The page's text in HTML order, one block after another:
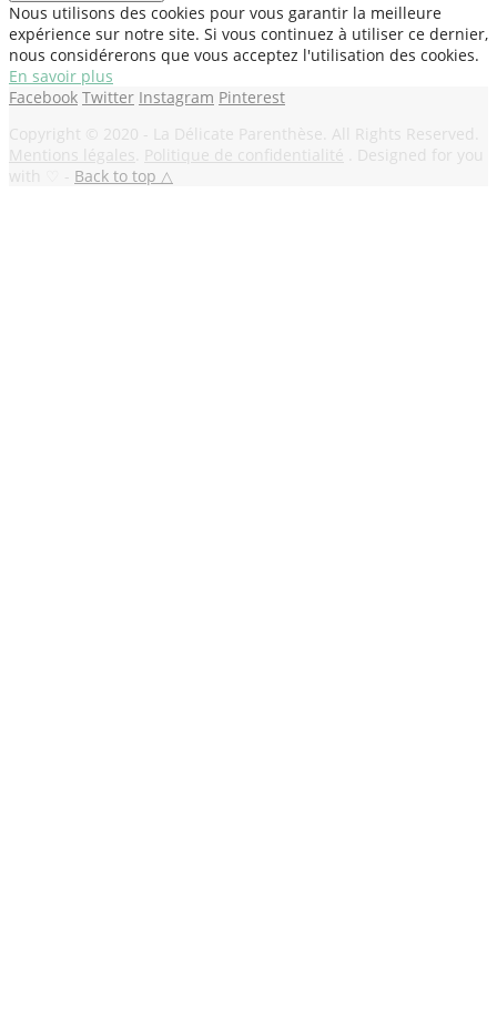
Nous utilisons des cookies pour vous garantir la meilleure
expérience sur notre site. Si vous continuez à utiliser ce dernier,
nous considérerons que vous acceptez l'utilisation des cookies.
En savoir plus
Facebook Twitter Instagram Pinterest
Copyright © 2020 - La Délicate Parenthèse. All Rights Reserved.
Mentions légales Politique de confidentialité . Designed for you
with ♡ - Back to top △